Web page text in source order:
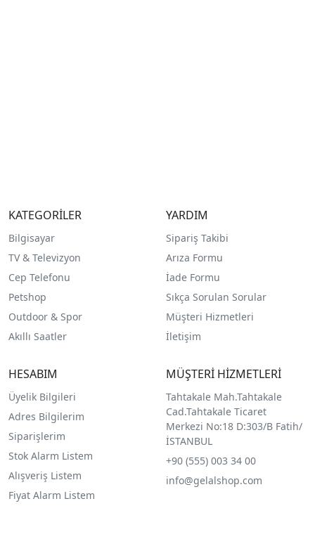
KATEGORİLER
Bilgisayar
TV & Televizyon
Cep Telefonu
Petshop
Outdoor & Spor
Akıllı Saatler
YARDIM
Sipariş Takibi
Arıza Formu
İade Formu
Sıkça Sorulan Sorular
Müşteri Hizmetleri
İletişim
HESABIM
Üyelik Bilgileri
Adres Bilgilerim
Siparişlerim
Stok Alarm Listem
Alışveriş Listem
Fiyat Alarm Listem
MÜŞTERİ HİZMETLERİ
Tahtakale Mah.Tahtakale
Cad.Tahtakale Ticaret
Merkezi No:18 D:303/B Fatih/
İSTANBUL
+90 (555) 003 34 00
info@gelalshop.com